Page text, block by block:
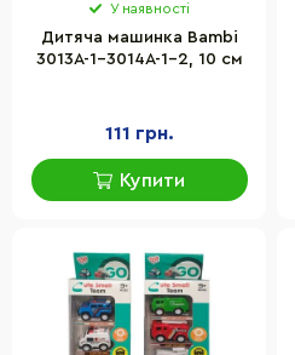
У наявності
Дитяча машинка Bambi
3013A-1-3014A-1-2, 10 см
111 грн.
Купити